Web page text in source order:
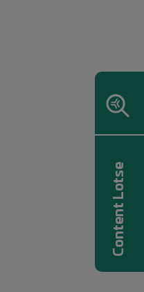
Content Lotse